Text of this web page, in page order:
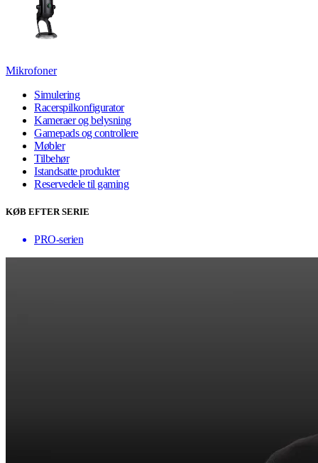
Mikrofoner
Simulering
Racerspilkonfigurator
Kameraer og belysning
Gamepads og controllere
Møbler
Tilbehør
Istandsatte produkter
Reservedele til gaming
KØB EFTER SERIE
PRO-serien